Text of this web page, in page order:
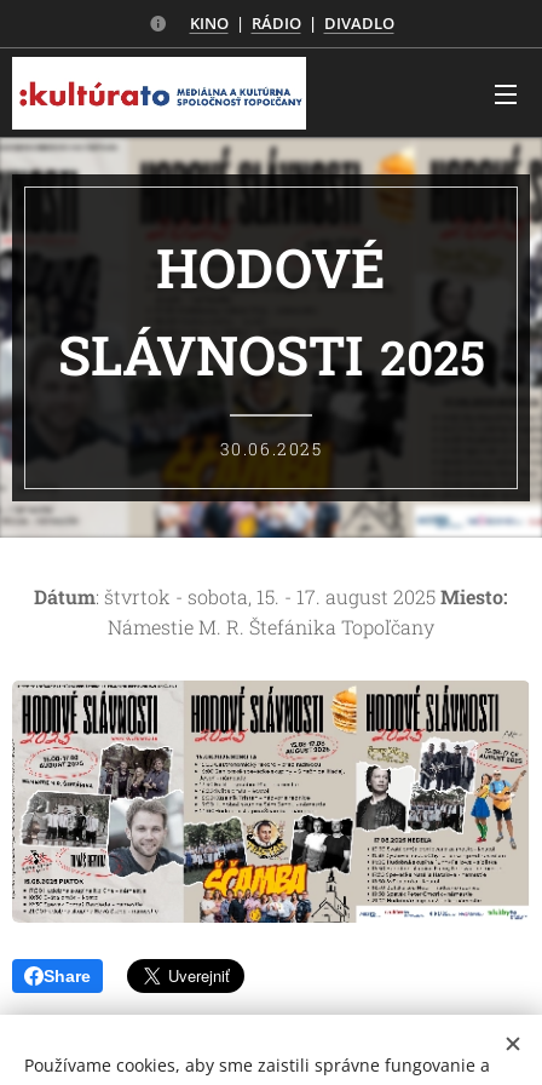
KINO| RÁDIO| DIVADLO
HODOVÉ
SLÁVNOSTI 2025
30.06.2025
Dátum: štvrtok - sobota, 15. - 17. august 2025Miesto:
Námestie M. R. Štefánika Topoľčany
Share
Používame cookies, aby sme zaistili správne fungovanie a